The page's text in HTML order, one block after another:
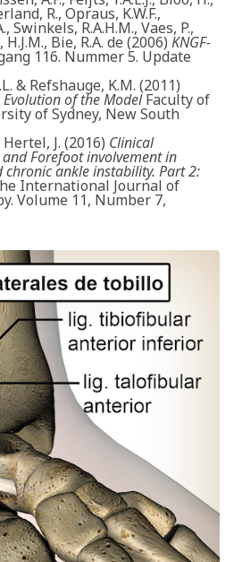
R., Opraus, K.W.F.,
Swinkels, R.A.H.M., Vaes, P.,
Bie, R.A. de (2006) KNGF-
116. Nummer 5. Update
& Refshauge, K.M. (2011)
of the ModelFaculty of
of Sydney, New South
Hertel, J. (2016) Clinical
Forefoot involvement in
ankle instability. Part 2:
International Journal of
Volume 11, Number 7,